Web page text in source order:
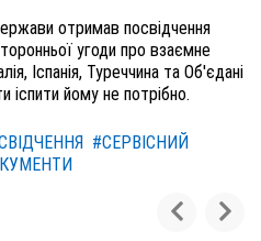
отримав посвідчення
угоди про взаємне
Іспанія, Туреччина та Об'єдані
іспити йому не потрібно.
#СЕРВІСНИЙ